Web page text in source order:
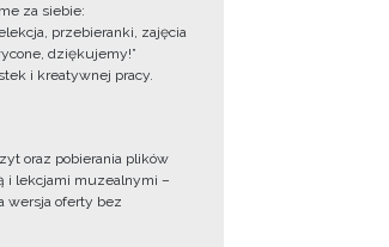
za siebie:
przebieranki, zajęcia
dziękujemy!”
i kreatywnej pracy.
oraz pobierania plików
i lekcjami muzealnymi –
wersja oferty bez